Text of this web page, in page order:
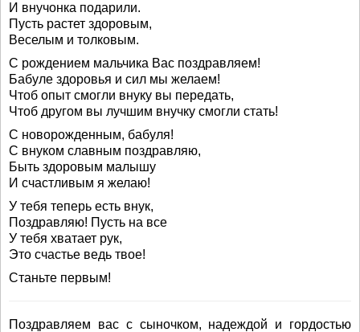
И внучонка подарили.
Пусть растет здоровым,
Веселым и толковым.
С рождением мальчика Вас поздравляем!
Бабуле здоровья и сил мы желаем!
Чтоб опыт смогли внуку вы передать,
Чтоб другом вы лучшим внучку смогли стать!
С новорожденным, бабуля!
С внуком славным поздравляю,
Быть здоровым малышу
И счастливым я желаю!
У тебя теперь есть внук,
Поздравляю! Пусть на все
У тебя хватает рук,
Это счастье ведь твое!
Станьте первым!
Поздравляем вас с сыночком, надеждой и гордостью